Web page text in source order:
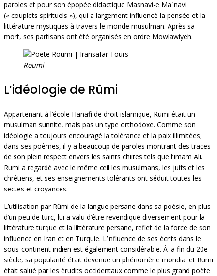
paroles et pour son épopée didactique Masnavi-e Maʿnavi
(« couplets spirituels »), qui a largement influencé la pensée et la
littérature mystiques à travers le monde musulman. Après sa
mort, ses partisans ont été organisés en ordre Mowlawiyeh.
Roumi
L’idéologie de Rûmi
Appartenant à l’école Hanafi de droit islamique, Rumi était un
musulman sunnite, mais pas un type orthodoxe. Comme son
idéologie a toujours encouragé la tolérance et la paix illimitées,
dans ses poèmes, il y a beaucoup de paroles montrant des traces
de son plein respect envers les saints chiites tels que l’Imam Ali.
Rumi a regardé avec le même œil les musulmans, les juifs et les
chrétiens, et ses enseignements tolérants ont séduit toutes les
sectes et croyances.
L’utilisation par Rûmi de la langue persane dans sa poésie, en plus
d’un peu de turc, lui a valu d’être revendiqué diversement pour la
littérature turque et la littérature persane, reflet de la force de son
influence en Iran et en Turquie. L’influence de ses écrits dans le
sous-continent indien est également considérable. À la fin du 20e
siècle, sa popularité était devenue un phénomène mondial et Rumi
était salué par les érudits occidentaux comme le plus grand poète